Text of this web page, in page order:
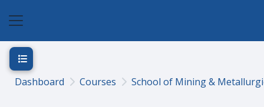
Dashboard Courses School of Mining &
Open course index